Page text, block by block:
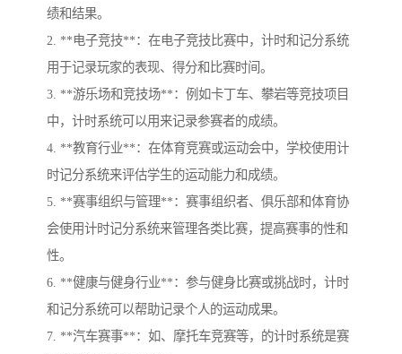
绩和结果。
2. **电子竞技**：在电子竞技比赛中，计时和记分系统
用于记录玩家的表现、得分和比赛时间。
3. **游乐场和竞技场**：例如卡丁车、攀岩等竞技项目
中，计时系统可以用来记录参赛者的成绩。
4. **教育行业**：在体育竞赛或运动会中，学校使用计
时记分系统来评估学生的运动能力和成绩。
5. **赛事组织与管理**：赛事组织者、俱乐部和体育协
会使用计时记分系统来管理各类比赛，提高赛事的性和
性。
6. **健康与健身行业**：参与健身比赛或挑战时，计时
和记分系统可以帮助记录个人的运动成果。
7. **汽车赛事**：如、摩托车竞赛等，的计时系统是赛